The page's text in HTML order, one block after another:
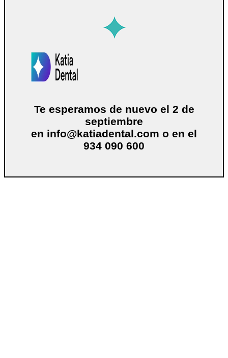
Te esperamos de nuevo el 2 de
septiembre
en info@katiadental.com o en el
934 090 600